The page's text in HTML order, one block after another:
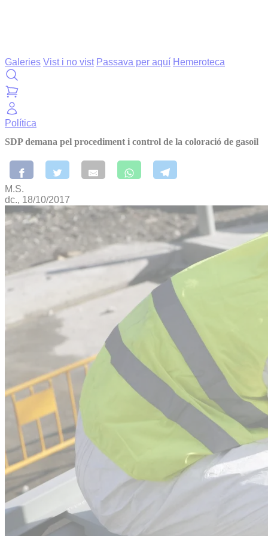
Galeries Vist i no vist Passava per aquí Hemeroteca
Política
SDP demana pel procediment i control de la coloració de gasoil
M.S.
dc., 18/10/2017